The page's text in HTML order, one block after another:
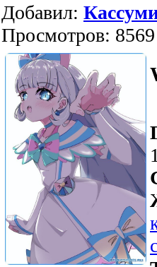
Добавил:
Просмотров: 8569